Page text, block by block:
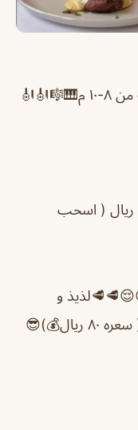
عندهم كل يوم اثنين أمسية موسيقية من ٨-١٠ م🎹🎼🎻🎻
وفيه عرض غداء تبدأ اسعارهم من ٦٩ ريال ( اسحب
و